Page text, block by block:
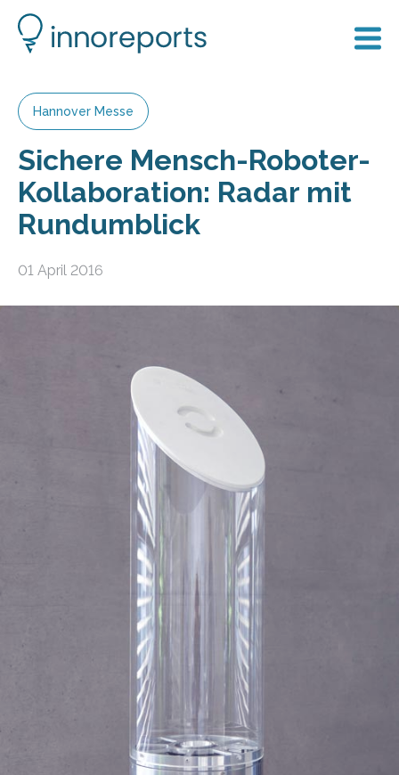
Hannover Messe
Sichere Mensch-Roboter-
Kollaboration: Radar mit
Rundumblick
01 April 2016